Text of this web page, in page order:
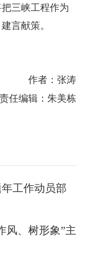
三峡工程作为
言献策。
作者：张涛
责任编辑：朱美栋
工作动员部
风、树形象”主